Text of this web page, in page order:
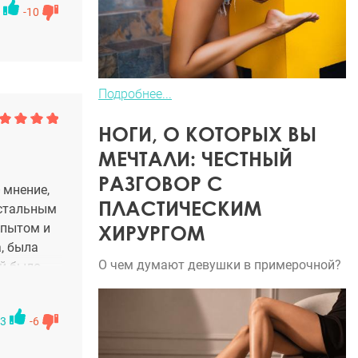
-10
мнение,
и
была
было
и
3 -6
Подробнее...
НОГИ, О КОТОРЫХ ВЫ
МЕЧТАЛИ: ЧЕСТНЫЙ
РАЗГОВОР С
ПЛАСТИЧЕСКИМ
ХИРУРГОМ
О чем думают девушки в примерочной?